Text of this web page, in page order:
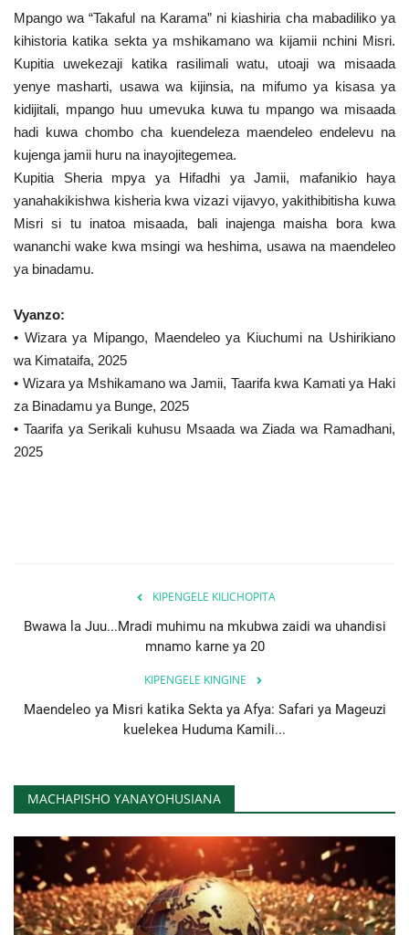
Mpango wa “Takaful na Karama” ni kiashiria cha mabadiliko ya
kihistoria katika sekta ya mshikamano wa kijamii nchini Misri.
Kupitia uwekezaji katika rasilimali watu, utoaji wa misaada
yenye masharti, usawa wa kijinsia, na mifumo ya kisasa ya
kidijitali, mpango huu umevuka kuwa tu mpango wa misaada
hadi kuwa chombo cha kuendeleza maendeleo endelevu na
kujenga jamii huru na inayojitegemea.
Kupitia Sheria mpya ya Hifadhi ya Jamii, mafanikio haya
yanahakikishwa kisheria kwa vizazi vijavyo, yakithibitisha kuwa
Misri si tu inatoa misaada, bali inajenga maisha bora kwa
wananchi wake kwa msingi wa heshima, usawa na maendeleo
ya binadamu.
Vyanzo:
• Wizara ya Mipango, Maendeleo ya Kiuchumi na Ushirikiano
wa Kimataifa, 2025
• Wizara ya Mshikamano wa Jamii, Taarifa kwa Kamati ya Haki
za Binadamu ya Bunge, 2025
• Taarifa ya Serikali kuhusu Msaada wa Ziada wa Ramadhani,
2025
KIPENGELE KILICHOPITA
Bwawa la Juu...Mradi muhimu na mkubwa zaidi wa uhandisi
mnamo karne ya 20
KIPENGELE KINGINE
Maendeleo ya Misri katika Sekta ya Afya: Safari ya Mageuzi
kuelekea Huduma Kamili...
MACHAPISHO YANAYOHUSIANA